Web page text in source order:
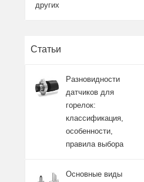
других
Статьи
Разновидности
датчиков для
горелок:
классификация,
особенности,
правила выбора
Основные виды